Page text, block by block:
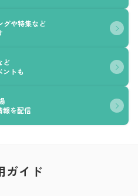
グや特集など
ど
ントも
報を配信
ガイド